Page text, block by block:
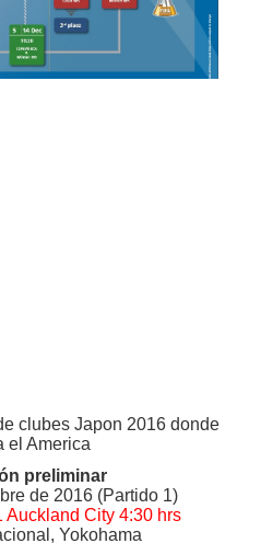
clubes Japon 2016 donde
el America
preliminar
de 2016 (Partido 1)
Auckland City 4:30 hrs
Yokohama